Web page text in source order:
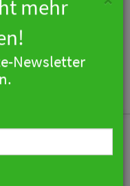
mehr
Newsletter